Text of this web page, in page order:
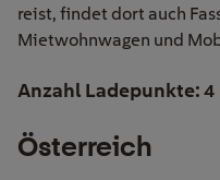
reist, findet dort auch
Mietwohnwagen und
Anzahl Ladepunkte: 4
Österreich